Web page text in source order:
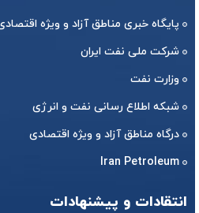
پایگاه خبری مناطق آزاد و ویژه اقتصادی
شرکت ملی نفت ایران
وزارت نفت
شبکه اطلاع رسانی نفت و انرژی
درگاه مناطق آزاد و ویژه اقتصادی
Iran Petroleum
انتقادات و پیشنهادات